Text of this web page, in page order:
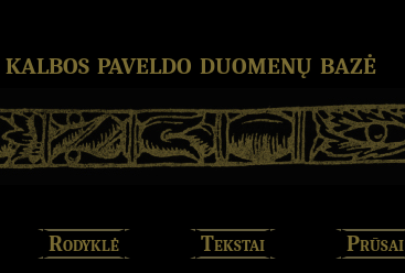
paveldo duomenų bazė
Rodyklė Tekstai Prūsai